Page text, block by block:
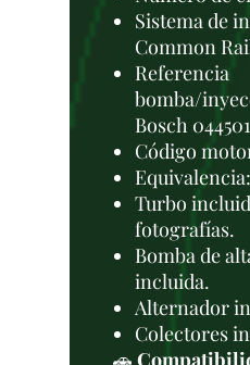
Sistema de
Common
Referencia
bomba/
Bosch
Código
Turbo
fotografías.
Bomba de
incluida.
Alternador
Colectores
🚗